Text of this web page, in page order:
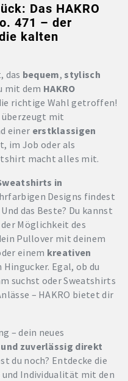
Das HAKRO
471 – der
kalten
das bequem, stylisch
mit dem HAKRO
richtige Wahl getroffen!
überzeugt mit
einer erstklassigen
im Job oder als
macht alles mit.
in
Designs findest
das Beste? Du kannst
der Möglichkeit des
Pullover mit deinem
einem kreativen
Egal, ob du
suchst oder Sweatshirts
– HAKRO bietet dir
– dein neues
zuverlässig direkt
du noch? Entdecke die
Individualität mit den